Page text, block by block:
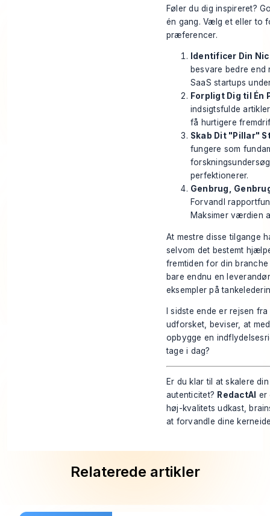
Føler du dig inspireret?
én gang. Vælg et eller to
præferencer.
Identificer Din
besvare bedre
SaaS startups
Forpligt Dig til Én
indsigtsfulde
få hurtigere
Skab Dit "Pillar"
fungere som
perfektionerer.
Genbrug,
Forvandl
Maksimer værdien
At mestre disse tilgange
selvom det bestemt
fremtiden for din
bare endnu en
eksempler på
I sidste ende er rejsen
udforsket, beviser, at
opbygge en
tage i dag?
Er du klar til at skalere
autenticitet? RedactAI er
høj-kvalitets udkast,
at forvandle dine
Relaterede artikler